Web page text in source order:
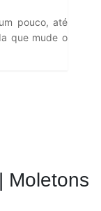
pouco, até
que mude o
Moletons